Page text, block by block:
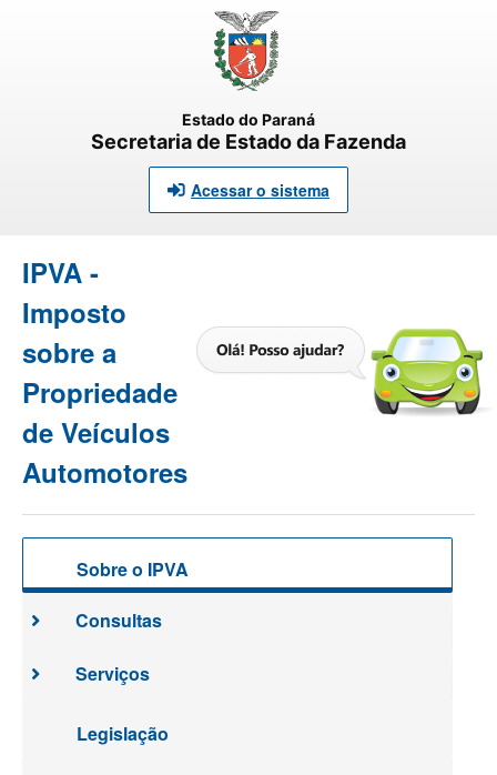
Estado do Paraná
Secretaria de Estado da Fazenda
Acessar o sistema
IPVA -
Imposto
sobre a
Propriedade
de Veículos
Automotores
Sobre o IPVA
Consultas
Serviços
Legislação